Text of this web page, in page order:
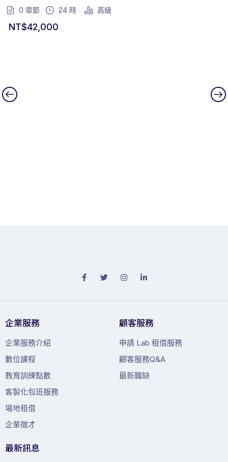
0 章節 24 時 高級
NT$42,000
企業服務
企業服務介紹
數位課程
教育訓練點數
客製化包班服務
場地租借
企業徵才
顧客服務
申請 Lab 租借服務
顧客服務Q&A
最新職缺
最新訊息